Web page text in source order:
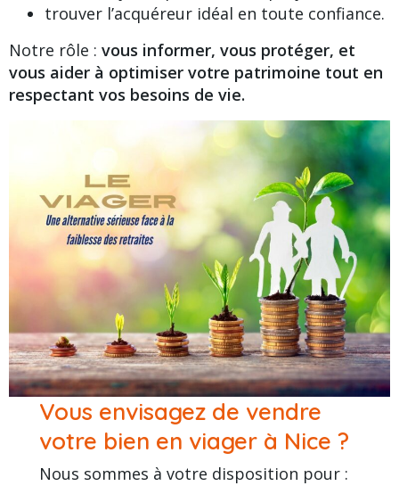
trouver l’acquéreur idéal en toute confiance.
Notre rôle : vous informer, vous protéger, et
vous aider à optimiser votre patrimoine tout en
respectant vos besoins de vie.
Vous envisagez de vendre
votre bien en viager à Nice ?
Nous sommes à votre disposition pour :